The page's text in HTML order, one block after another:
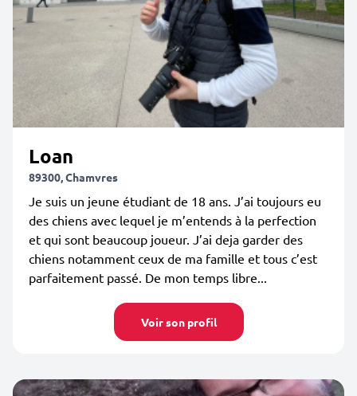
Loan
89300, Chamvres
Je suis un jeune étudiant de 18 ans. J’ai toujours eu
des chiens avec lequel je m’entends à la perfection
et qui sont beaucoup joueur. J’ai deja garder des
chiens notamment ceux de ma famille et tous c’est
parfaitement passé. De mon temps libre...
Voir son profil